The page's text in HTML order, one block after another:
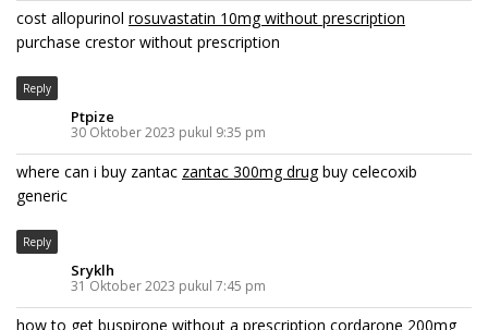
cost allopurinol rosuvastatin 10mg without prescription
purchase crestor without prescription
Reply
Ptpize
30 Oktober 2023 pukul 9:35 pm
where can i buy zantac zantac 300mg drugbuy celecoxib
generic
Reply
Sryklh
31 Oktober 2023 pukul 7:45 pm
how to get buspirone without a prescription cordarone 200mg